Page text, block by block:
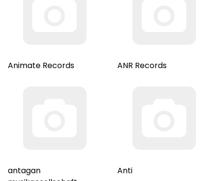
Animate Records ANR Records
antagan
Anti